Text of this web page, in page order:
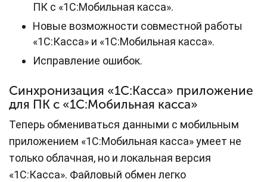
ПК с «1С:Мобильная касса».
Новые возможности совместной работы
«1С:Касса» и «1С:Мобильная касса».
Исправление ошибок.
Синхронизация «1С:Касса» приложение
для ПК с «1С:Мобильная касса»
Теперь обмениваться данными с мобильным
приложением «1С:Мобильная касса» умеет не
только облачная, но и локальная версия
«1С:Касса». Файловый обмен легко